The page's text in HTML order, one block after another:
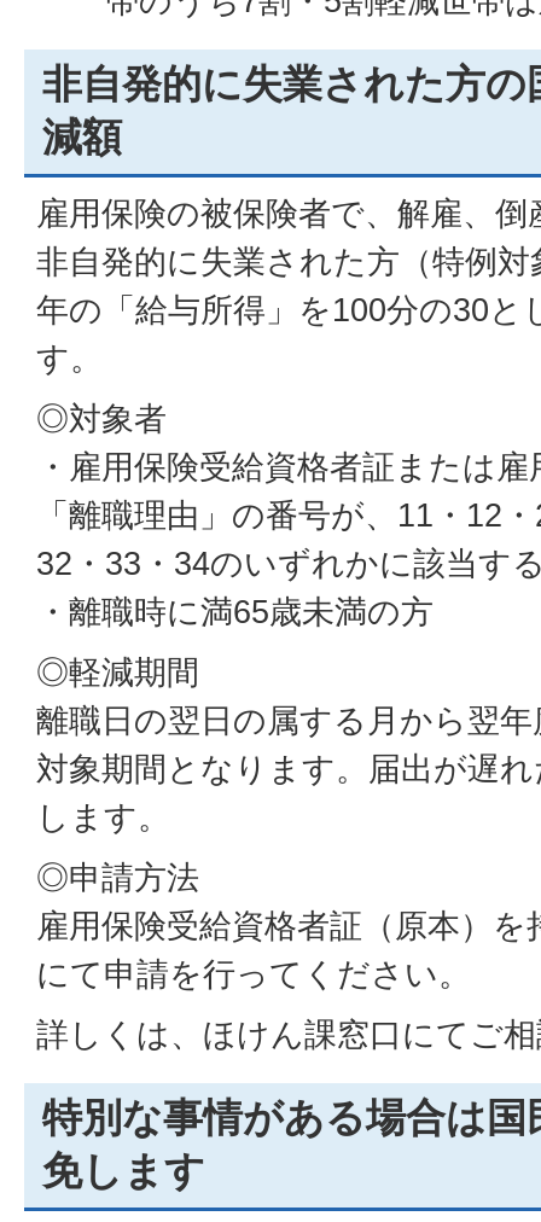
非自発的に失業された方の
減額
雇用保険の被保険者で、解雇、
非自発的に失業された方（特例
年の「給与所得」を100分の30と
す。
◎対象者
・雇用保険受給資格者証または
「離職理由」の番号が、11・12
32・33・34のいずれかに該当す
・離職時に満65歳未満の方
◎軽減期間
離職日の翌日の属する月から翌
対象期間となります。届出が遅
します。
◎申請方法
雇用保険受給資格者証（原本）
にて申請を行ってください。
詳しくは、ほけん課窓口にてご
特別な事情がある場合は国
免します